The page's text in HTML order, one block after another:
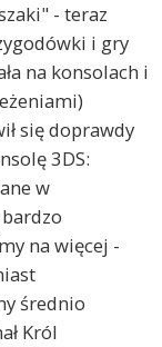
- teraz
i gry
na konsolach i
się doprawdy
3DS:
w
na więcej -
średnio
Król